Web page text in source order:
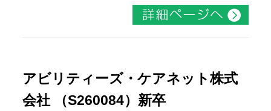
アビリティーズ・ケアネット株式
会社 （S260084）新卒